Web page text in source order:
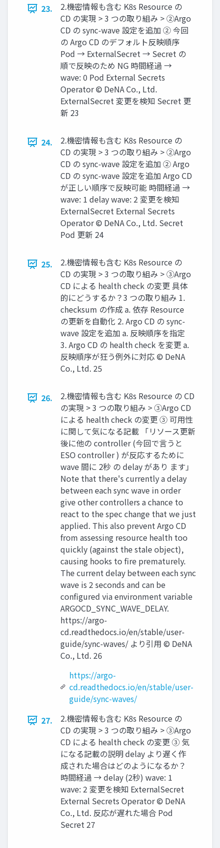
23.
2.機密情報も含む K8s Resource の
CD の実現 > 3 つの取り組み > ②Argo
CD の sync-wave 設定を追加 ② 今回
の Argo CD のデフォルト反映順序
Pod → ExternalSecret → Secret の
順で反映のため NG 時間経過 →
wave: 0 Pod External Secrets
Operator © DeNA Co., Ltd.
ExternalSecret 変更を検知 Secret 更
新 23
24.
2.機密情報も含む K8s Resource の
CD の実現 > 3 つの取り組み > ②Argo
CD の sync-wave 設定を追加 ② Argo
CD の sync-wave 設定を追加 Argo CD
が正しい順序で反映可能 時間経過 →
wave: 1 delay wave: 2 変更を検知
ExternalSecret External Secrets
Operator © DeNA Co., Ltd. Secret
Pod 更新 24
25.
2.機密情報も含む K8s Resource の
CD の実現 > 3 つの取り組み > ③Argo
CD による health check の変更 具体
的にどうするか？3 つの取り組み 1.
checksum の作成 a. 依存 Resource
の更新を⾃動化 2. Argo CD の sync-
wave 設定を追加 a. 反映順序を指定
3. Argo CD の health check を変更 a.
反映順序が狂う例外に対応 © DeNA
Co., Ltd. 25
26.
2.機密情報も含む K8s Resource の CD
の実現 > 3 つの取り組み > ③Argo CD
による health check の変更 ③ 可⽤性
に関して気になる記載 「リソース更新
後に他の controller (今回で⾔うと
ESO controller ) が反応するために
wave 間に 2秒 の delay があり ます」
Note that there's currently a delay
between each sync wave in order
give other controllers a chance to
react to the spec change that we just
applied. This also prevent Argo CD
from assessing resource health too
quickly (against the stale object),
causing hooks to fire prematurely.
The current delay between each sync
wave is 2 seconds and can be
configured via environment variable
ARGOCD_SYNC_WAVE_DELAY.
https://argo-
cd.readthedocs.io/en/stable/user-
guide/sync-waves/ より引用 © DeNA
Co., Ltd. 26
https://argo-
cd.readthedocs.io/en/stable/user-
guide/sync-waves/
27.
2.機密情報も含む K8s Resource の
CD の実現 > 3 つの取り組み > ③Argo
CD による health check の変更 ③ 気
になる記載の説明 delay より遅く作
成された場合はどのようになるか？
時間経過 → delay (2秒) wave: 1
wave: 2 変更を検知 ExternalSecret
External Secrets Operator © DeNA
Co., Ltd. 反応が遅れた場合 Pod
Secret 27